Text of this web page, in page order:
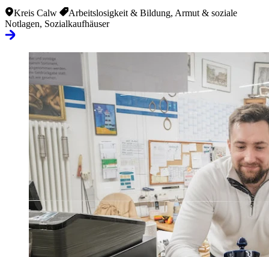
Kreis Calw
Arbeitslosigkeit & Bildung, Armut & soziale
Notlagen, Sozialkaufhäuser